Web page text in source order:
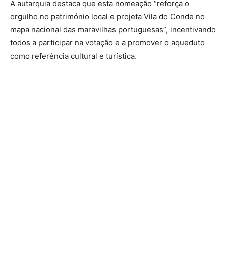
A autarquia destaca que esta nomeação “reforça o
orgulho no património local e projeta Vila do Conde no
mapa nacional das maravilhas portuguesas”, incentivando
todos a participar na votação e a promover o aqueduto
como referência cultural e turística.